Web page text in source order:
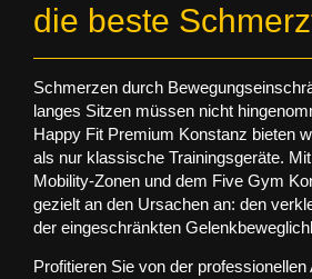
die beste
Schmerzen durch
langes Sitzen müssen nicht
Happy Fit Premium Konstanz bieten
als nur klassische Trainingsgeräte.
Mobility-Zonen und dem Five Gym
gezielt an den Ursachen an: den
der eingeschränkten
Profitieren Sie von der professionellen